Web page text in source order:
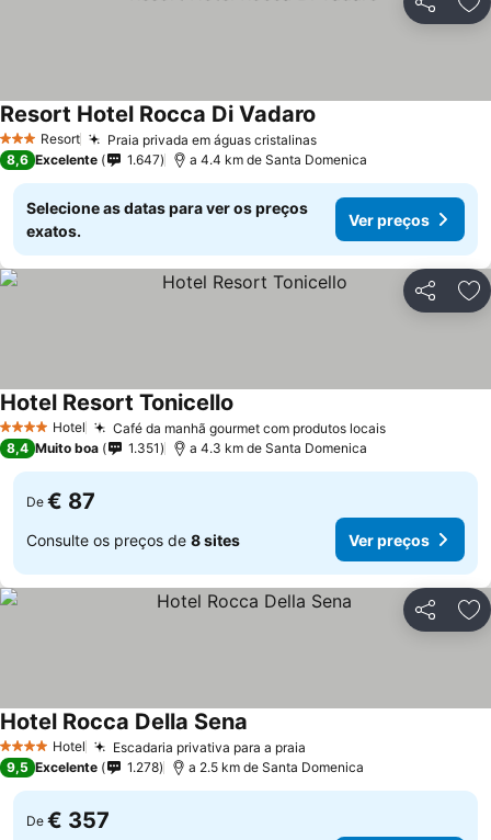
Partilhar
3 EstrelasResort Praia privada em águas cristalinas
Resort Hotel Rocca Di Vadaro
8,6 Excelente 1.647 a 4.4 km de Santa Domenica
Selecione as datas para ver os preços
exatos.
Ver preços
Partilhar
4 EstrelasHotel Café da manhã gourmet com produtos locais
Hotel Resort Tonicello
8,4 Muito boa 1.351 a 4.3 km de Santa Domenica
De € 87
Consulte os preços de 8 sites Ver preços
Partilhar
4 EstrelasHotel Escadaria privativa para a praia
Hotel Rocca Della Sena
9,5 Excelente 1.278 a 2.5 km de Santa Domenica
De € 357